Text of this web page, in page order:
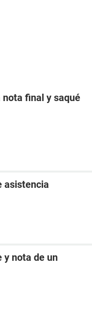
nota final y saqué
asistencia
y nota de un